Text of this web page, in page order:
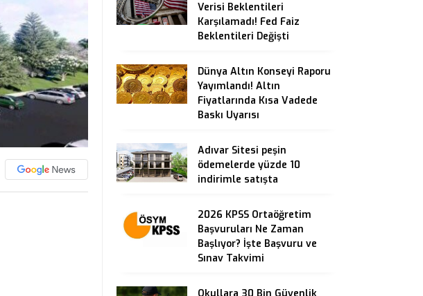
Verisi Beklentileri
Karşılamadı! Fed Faiz
Beklentileri Değişti
Dünya Altın Konseyi Raporu
Yayımlandı! Altın
Fiyatlarında Kısa Vadede
Baskı Uyarısı
Adıvar Sitesi peşin
ödemelerde yüzde 10
indirimle satışta
2026 KPSS Ortaöğretim
Başvuruları Ne Zaman
Başlıyor? İşte Başvuru ve
Sınav Takvimi